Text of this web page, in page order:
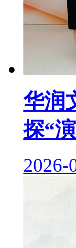
华润
探“
2026-